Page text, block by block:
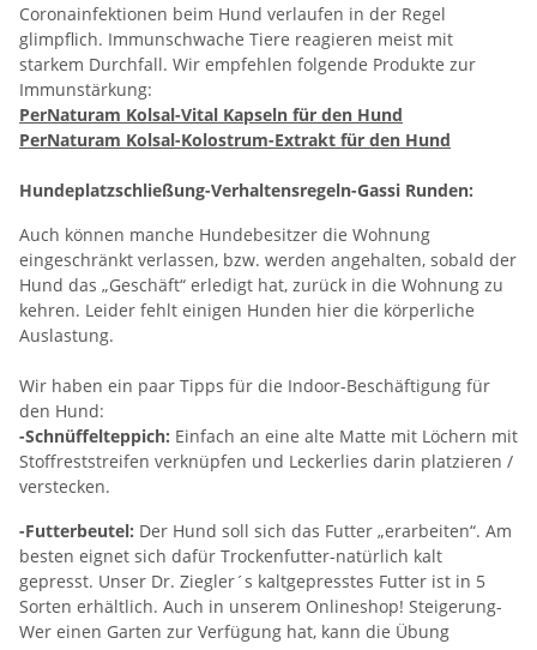
Coronainfektionen beim Hund verlaufen in der Regel
glimpflich. Immunschwache Tiere reagieren meist mit
starkem Durchfall. Wir empfehlen folgende Produkte zur
Immunstärkung:
PerNaturam Kolsal-Vital Kapseln für den Hund
PerNaturam Kolsal-Kolostrum-Extrakt für den Hund
Hundeplatzschließung-Verhaltensregeln-Gassi Runden:
Auch können manche Hundebesitzer die Wohnung
eingeschränkt verlassen, bzw. werden angehalten, sobald der
Hund das „Geschäft“ erledigt hat, zurück in die Wohnung zu
kehren. Leider fehlt einigen Hunden hier die körperliche
Auslastung.
Wir haben ein paar Tipps für die Indoor-Beschäftigung für
den Hund:
-Schnüffelteppich: Einfach an eine alte Matte mit Löchern mit
Stoffreststreifen verknüpfen und Leckerlies darin platzieren /
verstecken.
-Futterbeutel: Der Hund soll sich das Futter „erarbeiten“. Am
besten eignet sich dafür Trockenfutter-natürlich kalt
gepresst. Unser Dr. Ziegler´s kaltgepresstes Futter ist in 5
Sorten erhältlich. Auch in unserem Onlineshop! Steigerung-
Wer einen Garten zur Verfügung hat, kann die Übung